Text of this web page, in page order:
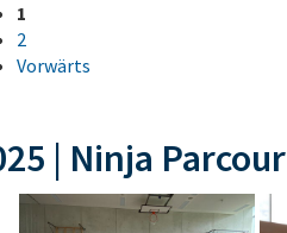
1
2
Vorwärts
| Ninja Parcour